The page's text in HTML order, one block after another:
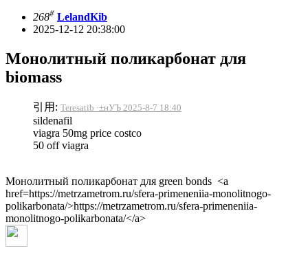
268# LelandKib
2025-12-12 20:38:00
Монолитный поликарбонат для
biomass
引用: Teresatib ·±нУЪ 2025-8-7 18:40
sildenafil
viagra 50mg price costco
50 off viagra
Монолитный поликарбонат для green bonds <a
href=https://metrzametrom.ru/sfera-primeneniia-monolitnogo-
polikarbonata/>https://metrzametrom.ru/sfera-primeneniia-
monolitnogo-polikarbonata/</a>